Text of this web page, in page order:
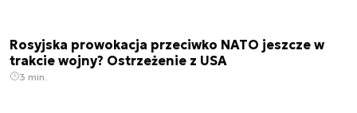
Rosyjska prowokacja przeciwko NATO jeszcze w
trakcie wojny? Ostrzeżenie z USA
3 min.